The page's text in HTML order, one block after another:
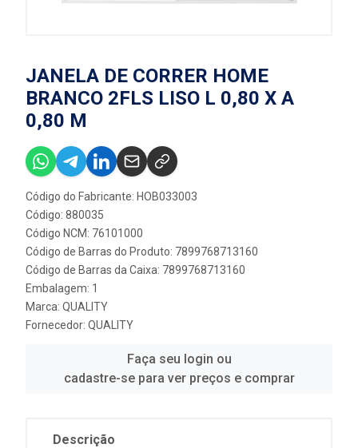
JANELA DE CORRER HOME
BRANCO 2FLS LISO L 0,80 X A
0,80 M
Código do Fabricante: HOB033003
Código: 880035
Código NCM: 76101000
Código de Barras do Produto: 7899768713160
Código de Barras da Caixa: 7899768713160
Embalagem: 1
Marca: QUALITY
Fornecedor: QUALITY
Faça seu login ou
cadastre-se para ver preços e comprar
Descrição